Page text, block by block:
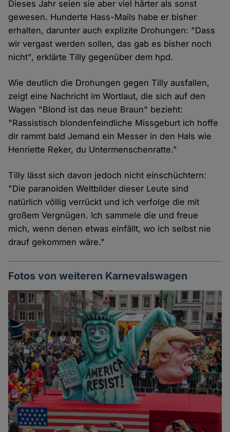
Dieses Jahr seien sie aber viel härter als sonst
gewesen. Hunderte Hass-Mails habe er bisher
erhalten, darunter auch explizite Drohungen: "Dass
wir vergast werden sollen, das gab es bisher noch
nicht", erklärte Tilly gegenüber dem hpd.
Wie deutlich die Drohungen gegen Tilly ausfallen,
zeigt eine Nachricht im Wortlaut, die sich auf den
Wagen "Blond ist das neue Braun" bezieht:
"Rassistisch blondenfeindliche Missgeburt ich hoffe
dir rammt bald Jemand ein Messer in den Hals wie
Henriette Reker, du Untermenschenratte."
Tilly lässt sich davon jedoch nicht einschüchtern:
"Die paranoiden Weltbilder dieser Leute sind
natürlich völlig verrückt und ich verfolge die mit
großem Vergnügen. Ich sammele die und freue
mich, wenn denen etwas einfällt, wo ich selbst nie
drauf gekommen wäre."
Fotos von weiteren Karnevalswagen